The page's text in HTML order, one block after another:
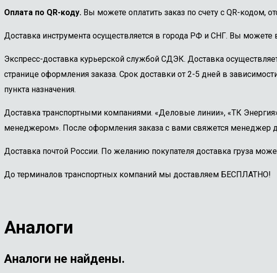
Оплата по QR-коду. Вы можете оплатить заказ по счету с QR-кодом,
Доставка инструмента осуществляется в города РФ и СНГ. Вы
Экспресс-доставка курьерской службой СДЭК. Доставка
странице оформления заказа. Срок доставки от 2-5 дней в
пункта назначения.
Доставка транспортными компаниями. «Деловые линии», «ТК
менеджером». После оформления заказа с вами свяжется менеджер
Доставка почтой России. По желанию покупателя доставка груза
До терминалов транспортных компаний мы доставляем БЕСПЛАТНО!
Аналоги
Аналоги не найдены.